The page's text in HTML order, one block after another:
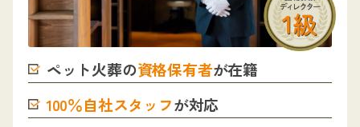
ペット火葬の資格保有者が在籍
100％自社スタッフが対応